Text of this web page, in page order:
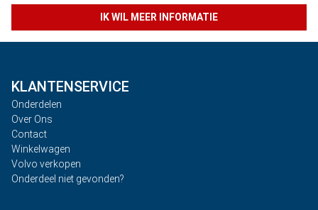
IK WIL MEER INFORMATIE
KLANTENSERVICE
Onderdelen
Over Ons
Contact
Winkelwagen
Volvo verkopen
Onderdeel niet gevonden?